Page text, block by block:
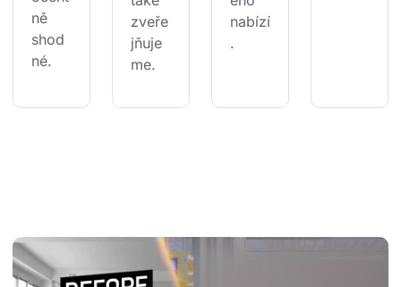
ně
shod
né.
zveře
jňuje
me.
nabízí
.